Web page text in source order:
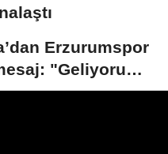
Erzurumspor
"Geliyorum